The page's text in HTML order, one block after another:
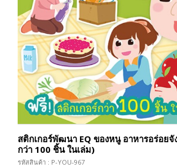
สติกเกอร์พัฒนา EQ ของหนู อาหารอร่อยจั
กว่า 100 ชิ้น ในเล่ม)
รหัสสินค้า : P-YOU-967